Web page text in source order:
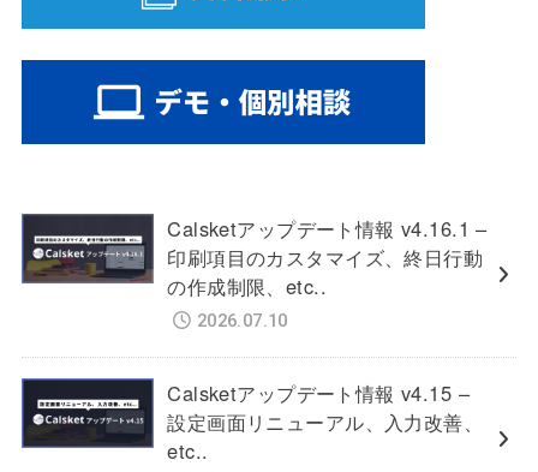
Calsketアップデート情報 v4.16.1 –
印刷項目のカスタマイズ、終日行動
の作成制限、etc..
2026.07.10
Calsketアップデート情報 v4.15 –
設定画面リニューアル、入力改善、
etc..